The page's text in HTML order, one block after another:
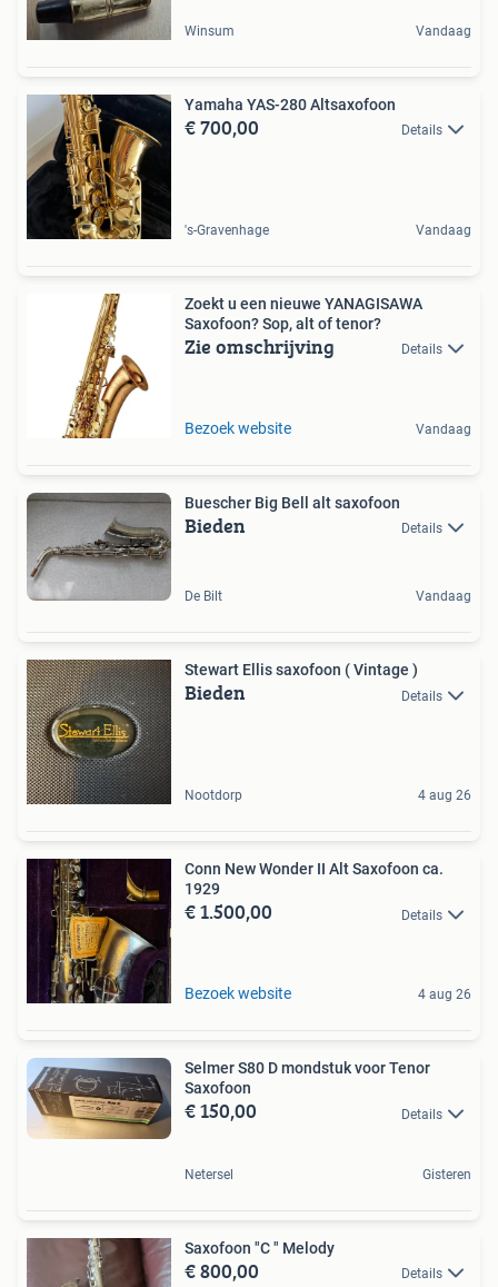
Winsum Vandaag
Yamaha YAS-280 Altsaxofoon
€ 700,00 Details
's-Gravenhage Vandaag
Zoekt u een nieuwe YANAGISAWA
Saxofoon? Sop, alt of tenor?
Zie omschrijving Details
Bezoek website Vandaag
Buescher Big Bell alt saxofoon
Bieden Details
De Bilt Vandaag
Stewart Ellis saxofoon ( Vintage )
Bieden Details
Nootdorp 4 aug 26
Conn New Wonder II Alt Saxofoon ca.
1929
€ 1.500,00 Details
Bezoek website 4 aug 26
Selmer S80 D mondstuk voor Tenor
Saxofoon
€ 150,00 Details
Netersel Gisteren
Saxofoon "C " Melody
€ 800,00 Details